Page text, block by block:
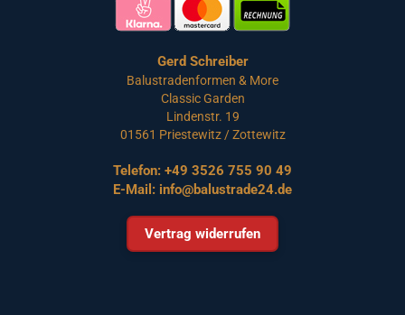
Gerd Schreiber
Balustradenformen & More
Classic Garden
Lindenstr. 19
01561 Priestewitz / Zottewitz
Telefon: +49 3526 755 90 49
E-Mail: info@balustrade24.de
Vertrag widerrufen